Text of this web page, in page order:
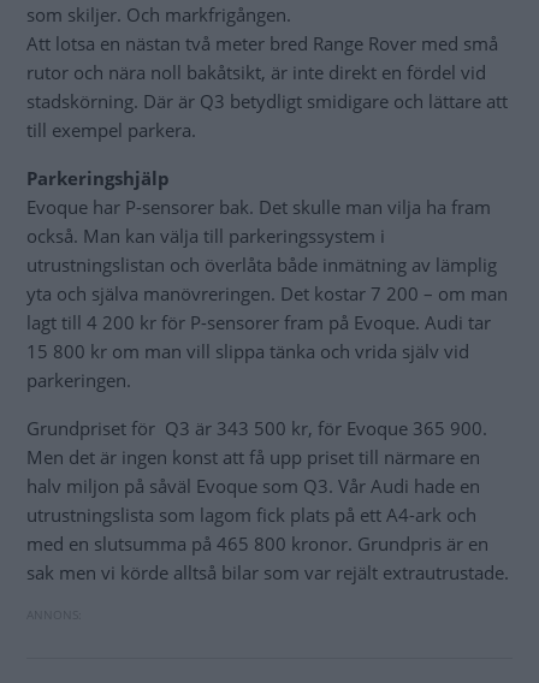
som skiljer. Och markfrigången.
Att lotsa en nästan två meter bred Range Rover med små
rutor och nära noll bakåtsikt, är inte direkt en fördel vid
stadskörning. Där är Q3 betydligt smidigare och lättare att
till exempel parkera.
Parkeringshjälp
Evoque har P-sensorer bak. Det skulle man vilja ha fram
också. Man kan välja till parkeringssystem i
utrustningslistan och överlåta både inmätning av lämplig
yta och själva manövreringen. Det kostar 7 200 – om man
lagt till 4 200 kr för P-sensorer fram på Evoque. Audi tar
15 800 kr om man vill slippa tänka och vrida själv vid
parkeringen.
Grundpriset för Q3 är 343 500 kr, för Evoque 365 900.
Men det är ingen konst att få upp priset till närmare en
halv miljon på såväl Evoque som Q3. Vår Audi hade en
utrustningslista som lagom fick plats på ett A4-ark och
med en slutsumma på 465 800 kronor. Grundpris är en
sak men vi körde alltså bilar som var rejält extrautrustade.